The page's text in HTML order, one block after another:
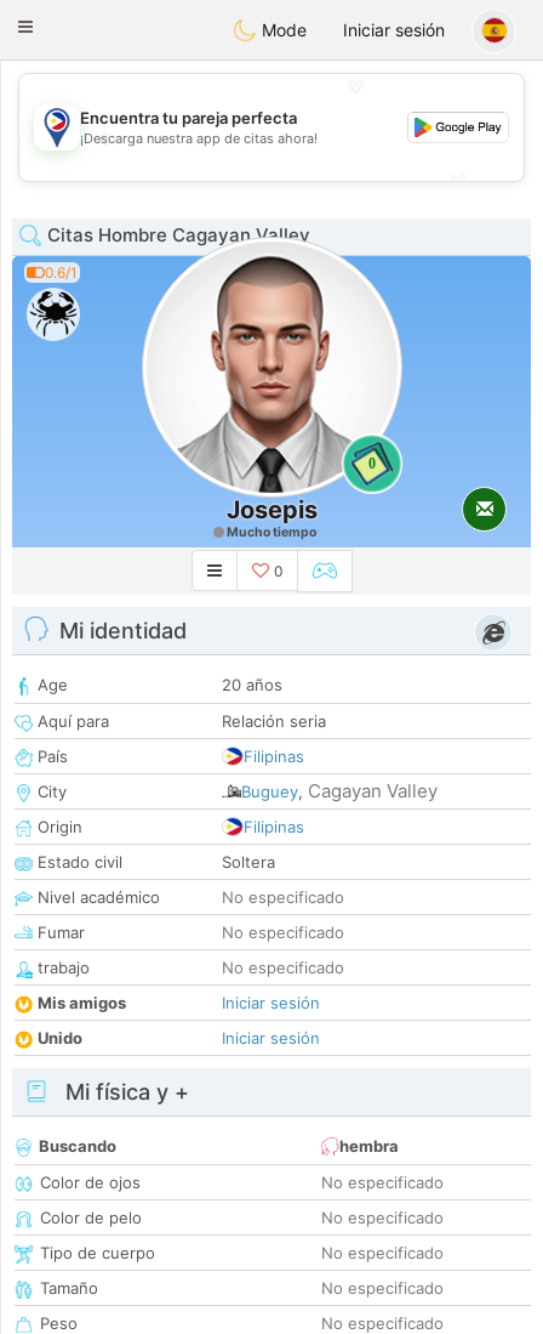
Philippines Chat
Toggle
Mode Iniciar sesión
💖
💕
Encuentra tu pareja perfecta
¡Descarga nuestra app de citas ahora!
Citas Hombre Cagayan Valley
0.6/1
0
Josepis
Mucho tiempo
0
Mi identidad
Age
20 años
Aquí para
Relación seria
País
Filipinas
City
Buguey, Cagayan Valley
Origin
Filipinas
Estado civil
Soltera
Nivel académico
No especificado
Fumar
No especificado
trabajo
No especificado
Mis amigos
Iniciar sesión
Unido
Iniciar sesión
Mi física y +
Buscando
hembra
Color de ojos
No especificado
Color de pelo
No especificado
Tipo de cuerpo
No especificado
Tamaño
No especificado
Peso
No especificado